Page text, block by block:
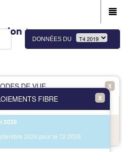
DONNÉES DU
DE VUE X
des immeubles et des communes
X
FIBRE
2026
2026 pour le T2 2026